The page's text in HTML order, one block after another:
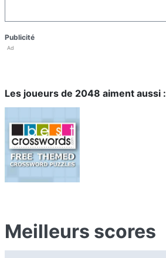
Publicité
Ad
Les joueurs de 2048 aiment aussi :
Meilleurs scores